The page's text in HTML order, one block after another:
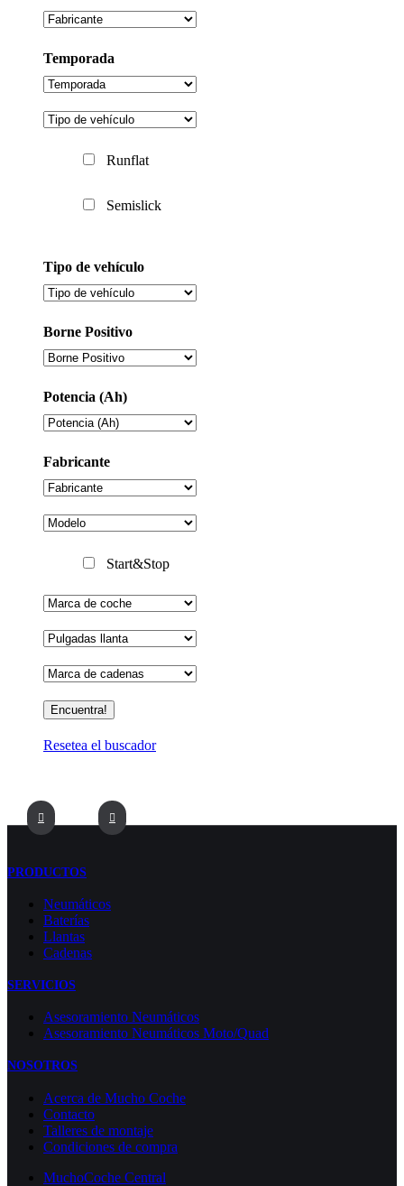
Temporada
Runflat
Semislick
Tipo de vehículo
Borne Positivo
Potencia (Ah)
Fabricante
Start&Stop
Resetea el buscador
PRODUCTOS
Neumáticos
Baterías
Llantas
Cadenas
SERVICIOS
Asesoramiento Neumáticos
Asesoramiento Neumáticos Moto/Quad
NOSOTROS
Acerca de Mucho Coche
Contacto
Talleres de montaje
Condiciones de compra
MuchoCoche Central